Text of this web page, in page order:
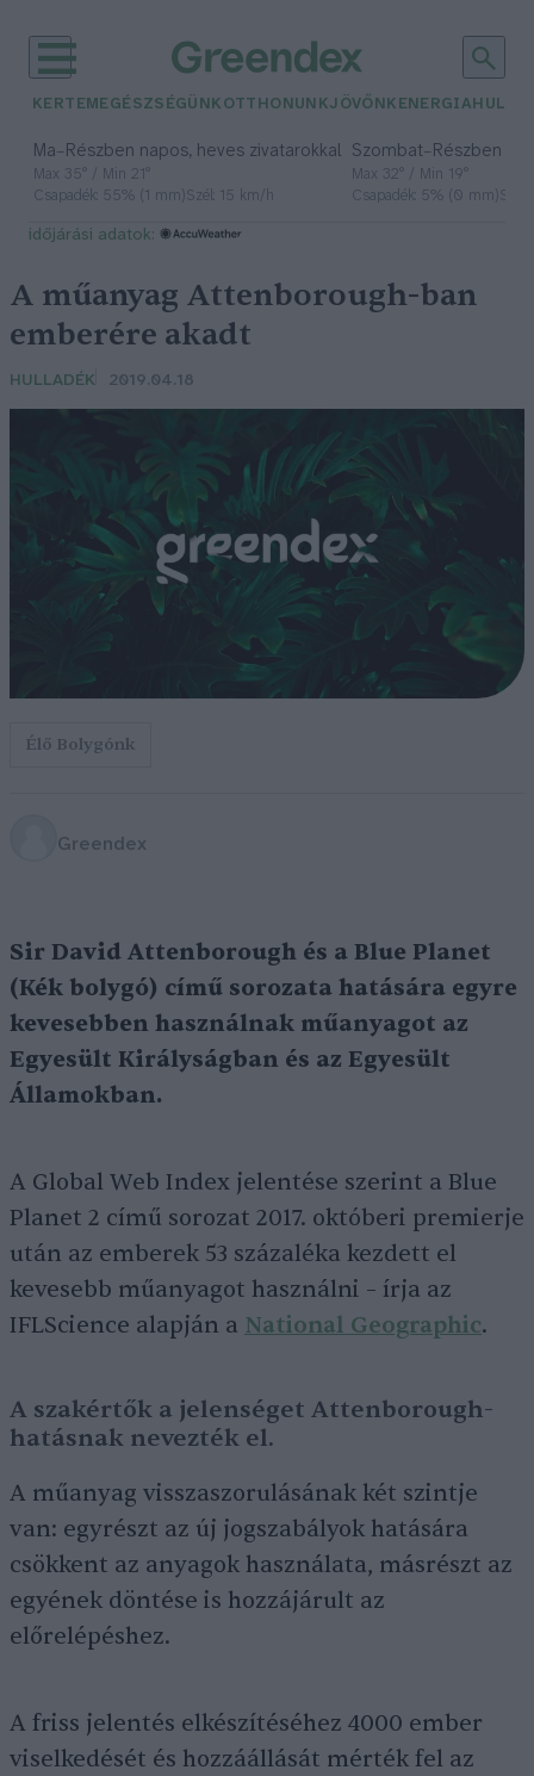
KERTEM EGÉSZSÉGÜNK OTTHONUNKJÖVŐNK ENERGIA
Ma– Részben napos, heves zivatarokkal
Max 35° / Min 21°
Csapadék: 55% (1 mm)Szél: 15 km/h
Szombat– Részben
Max 32° / Min 19°
Csapadék: 5% (0 mm)
időjárási adatok:
A műanyag Attenborough-ban
emberére akadt
HULLADÉK 2019.04.18
Élő Bolygónk
Greendex
Sir David Attenborough és a Blue Planet
(Kék bolygó) című sorozata hatására egyre
kevesebben használnak műanyagot az
Egyesült Királyságban és az Egyesült
Államokban.
A Global Web Index jelentése szerint a Blue
Planet 2 című sorozat 2017. októberi premierje
után az emberek 53 százaléka kezdett el
kevesebb műanyagot használni – írja az
IFLScience alapján a National Geographic.
A szakértők a jelenséget Attenborough-
hatásnak nevezték el.
A műanyag visszaszorulásának két szintje
van: egyrészt az új jogszabályok hatására
csökkent az anyagok használata, másrészt az
egyének döntése is hozzájárult az
előrelépéshez.
A friss jelentés elkészítéséhez 4000 ember
viselkedését és hozzáállását mérték fel az